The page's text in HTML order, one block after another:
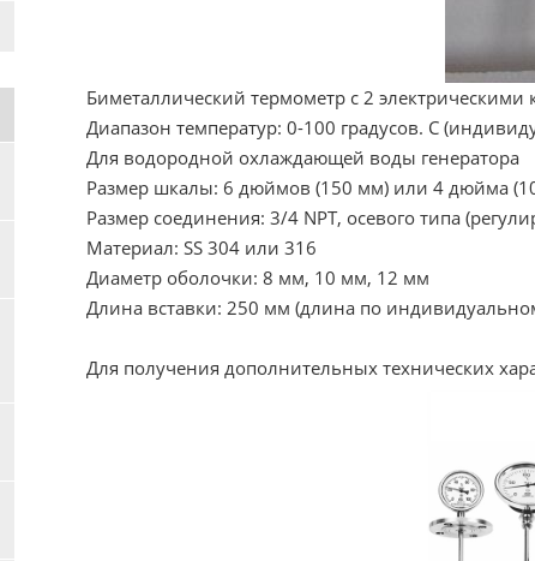
Биметаллический термометр с 2 электрическими
Диапазон температур: 0-100 градусов. C
Для водородной охлаждающей воды генератора
Размер шкалы: 6 дюймов (150 мм) или 4 дюйма
Размер соединения: 3/4 NPT, осевого типа
Материал: SS 304 или 316
Диаметр оболочки: 8 мм, 10 мм, 12 мм
Длина вставки: 250 мм (длина по
Для получения дополнительных технических